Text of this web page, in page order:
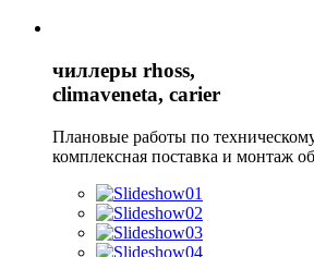
чиллеры rhoss,
climaveneta, carier
Плановые работы по
комплексная поставка и монтаж